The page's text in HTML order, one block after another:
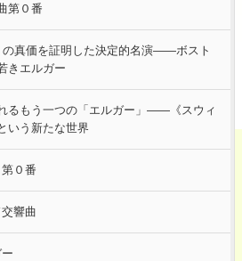
第０番
の真価を証明した決定的名演――ボスト
きエルガー
るもう一つの「エルガー」――《スウィ
いう新たな世界
０番
響曲